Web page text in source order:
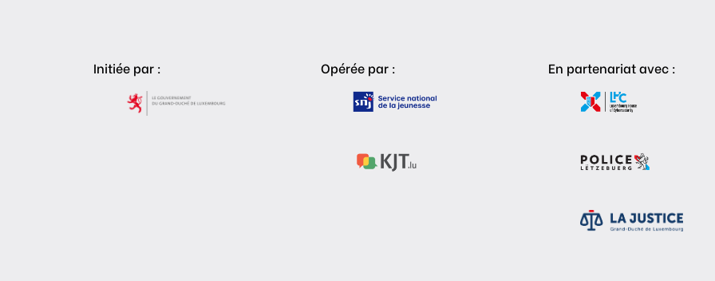
Initiée par : Opérée par : En partenariat avec :